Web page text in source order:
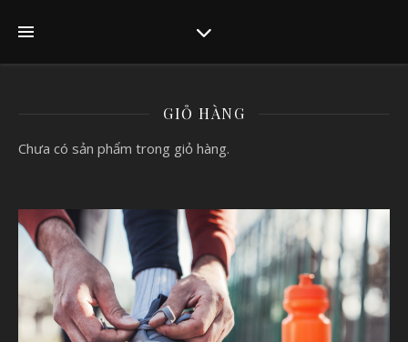
GIỎ HÀNG
Chưa có sản phẩm trong giỏ hàng.